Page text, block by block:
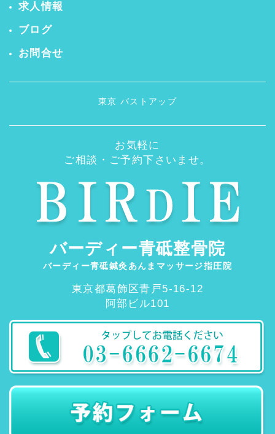
求人情報
ブログ
お問合せ
東京 バストアップ
お気軽に
ご相談・ご予約下さいませ。
バーディー青砥整骨院
バーディー青砥鍼灸あんまマッサージ指圧院
東京都葛飾区青戸5-16-12
阿部ビル101